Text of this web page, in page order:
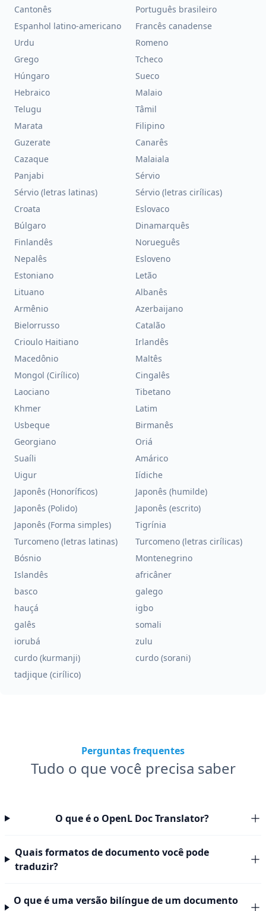
Cantonês
Português brasileiro
Espanhol latino-americano
Francês canadense
Urdu
Romeno
Grego
Tcheco
Húngaro
Sueco
Hebraico
Malaio
Telugu
Tâmil
Marata
Filipino
Guzerate
Canarês
Cazaque
Malaiala
Panjabi
Sérvio
Sérvio (letras latinas)
Sérvio (letras cirílicas)
Croata
Eslovaco
Búlgaro
Dinamarquês
Finlandês
Norueguês
Nepalês
Esloveno
Estoniano
Letão
Lituano
Albanês
Armênio
Azerbaijano
Bielorrusso
Catalão
Crioulo Haitiano
Irlandês
Macedônio
Maltês
Mongol (Cirílico)
Cingalês
Laociano
Tibetano
Khmer
Latim
Usbeque
Birmanês
Georgiano
Oriá
Suaíli
Amárico
Uigur
Iídiche
Japonês (Honoríficos)
Japonês (humilde)
Japonês (Polido)
Japonês (escrito)
Japonês (Forma simples)
Tigrínia
Turcomeno (letras latinas)
Turcomeno (letras cirílicas)
Bósnio
Montenegrino
Islandês
africâner
basco
galego
hauçá
igbo
galês
somali
iorubá
zulu
curdo (kurmanji)
curdo (sorani)
tadjique (cirílico)
Perguntas frequentes
Tudo o que você precisa saber
O que é o OpenL Doc Translator?
Quais formatos de documento você pode
traduzir?
O que é uma versão bilíngue de um documento